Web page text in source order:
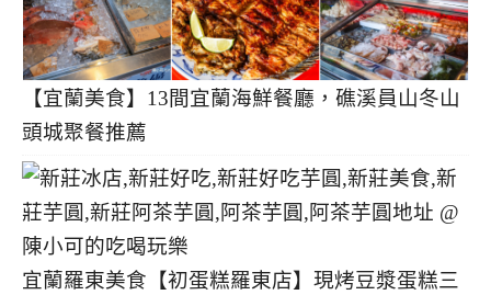
【宜蘭美食】13間宜蘭海鮮餐廳，礁溪員山冬山
頭城聚餐推薦
宜蘭羅東美食【初蛋糕羅東店】現烤豆漿蛋糕三